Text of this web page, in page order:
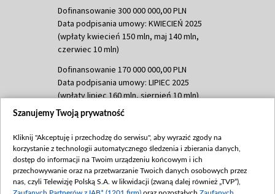
Dofinansowanie 300 000 000,00 PLN
Data podpisania umowy: KWIECIEŃ 2025
(wpłaty kwiecień 150 mln, maj 140 mln,
czerwiec 10 mln)
Dofinansowanie 170 000 000,00 PLN
Data podpisania umowy: LIPIEC 2025
(wpłaty lipiec 160 mln, sierpień 10 mln)
Dofinansowanie 60 000 000,00 PLN
(wpłata wrzesień 60 mln)
Dofinansowanie 635 783 051,21 PLN
Data podpisania umowy: WRZESIEŃ 2025
(wpłata wrzesień 100 mln, październik 350
Szanujemy Twoją prywatność
Kliknij "Akceptuję i przechodzę do serwisu", aby wyrazić zgody na
korzystanie z technologii automatycznego śledzenia i zbierania danych,
dostęp do informacji na Twoim urządzeniu końcowym i ich
przechowywanie oraz na przetwarzanie Twoich danych osobowych przez
nas, czyli Telewizję Polską S.A. w likwidacji (zwaną dalej również „TVP”),